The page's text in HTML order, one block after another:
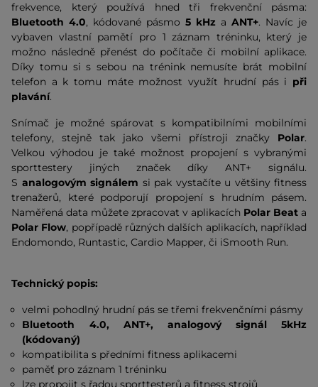
frekvence, který používá hned tři frekvenční pásma:
Bluetooth 4.0, kódované pásmo 5 kHz a ANT+. Navíc je
vybaven vlastní pamětí pro 1 záznam tréninku, který je
možno následně přenést do počítače či mobilní aplikace.
Díky tomu si s sebou na trénink nemusíte brát mobilní
telefon a k tomu máte možnost využít hrudní pás i při
plavání.
Snímač je možné spárovat s kompatibilními mobilními
telefony, stejně tak jako všemi přístroji značky Polar.
Velkou výhodou je také možnost propojení s vybranými
sporttestery jiných značek díky ANT+ signálu.
S analogovým signálem si pak vystačíte u většiny fitness
trenažerů, které podporují propojení s hrudním pásem.
Naměřená data můžete zpracovat v aplikacích Polar Beat a
Polar Flow, popřípadě různých dalších aplikacích, například
Endomondo, Runtastic, Cardio Mapper, či iSmooth Run.
Technický popis:
velmi pohodlný hrudní pás se třemi frekvenčními pásmy
Bluetooth 4.0, ANT+, analogový signál 5kHz
(kódovaný)
kompatibilita s předními fitness aplikacemi
paměť pro záznam 1 tréninku
lze propojit s řadou sporttesterů a fitness strojů